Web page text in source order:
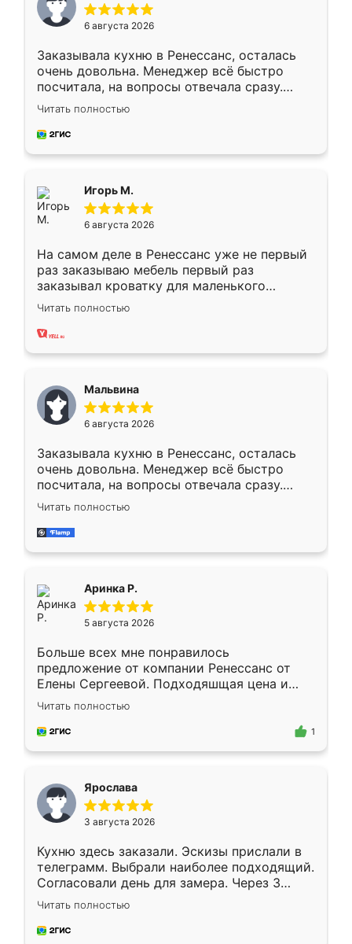
6 августа 2026
Заказывала кухню в Ренессанс, осталась
очень довольна. Менеджер всё быстро
посчитала, на вопросы отвечала сразу.
Замерщик приехал в субботу, подошёл к
делу со всей ответственностью. Собрали
за день, ребята работали аккуратно, даже
Читать полностью
Игорь М.
6 августа 2026
На самом деле в Ренессанс уже не первый
раз заказываю мебель первый раз
заказывал кроватку для маленького
ребёнка при его рождении ,во второй раз
заказал шкаф-купе. По качеству очень
хорошее сборка достаточно быстрая,
меньше, здесь же он более разнообразный.
Мне нравится ,если что-то потребуется из
мебели буду заказывать только здесь.
Читать полностью
Мальвина
6 августа 2026
Заказывала кухню в Ренессанс, осталась
очень довольна. Менеджер всё быстро
посчитала, на вопросы отвечала сразу.
Замерщик приехал в субботу, подошёл к
делу со всей ответственностью. Собрали
за день, ребята работали аккуратно, даже
Читать полностью
Аринка Р.
5 августа 2026
Больше всех мне понравилось
предложение от компании Ренессанс от
Елены Сергеевой. Подходяшщая цена и
короткие сроки изготовления. Приехавший
для замера сотрудник Владислав
предложил по моему эскизу самый
Читать полностью
1
Ярослава
3 августа 2026
Кухню здесь заказали. Эскизы прислали в
телеграмм. Выбрали наиболее подходящий.
Согласовали день для замера. Через 3
недели кухня была уже готова. Остались
довольны работой. Спасибо Ренессанс
мебель за качественную работу!
Читать полностью